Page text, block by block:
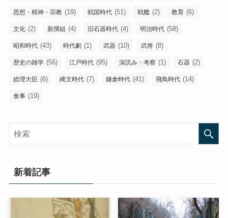
思想・精神・宗教 (19) 戦国時代 (51) 戦艦 (2) 教育 (6)
文化 (2) 新撰組 (4) 旧石器時代 (4) 明治時代 (58)
昭和時代 (43) 時代劇 (1) 武器 (10) 武将 (8)
歴史の雑学 (56) 江戸時代 (95) 深読み・考察 (1) 石器 (2)
総理大臣 (6) 縄文時代 (7) 鎌倉時代 (41) 飛鳥時代 (14)
食事 (19)
新着記事